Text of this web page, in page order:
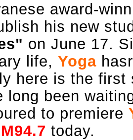
award-
his new
on June 17.
life, Yoga
here is the first
long been
to premiere
today.